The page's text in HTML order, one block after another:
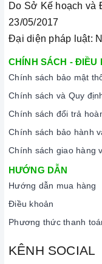
Do Sở Kế hoạch và
23/05/2017
Đại diện pháp luật:
CHÍNH SÁCH - ĐIỀU
Chính sách bảo mật
Chính sách và Quy
Chính sách đổi trả
Chính sách bảo hành
Chính sách giao hàng
HƯỚNG DẪN
Hướng dẫn mua hàng
Điều khoản
Phương thức thanh
KÊNH SOCIAL